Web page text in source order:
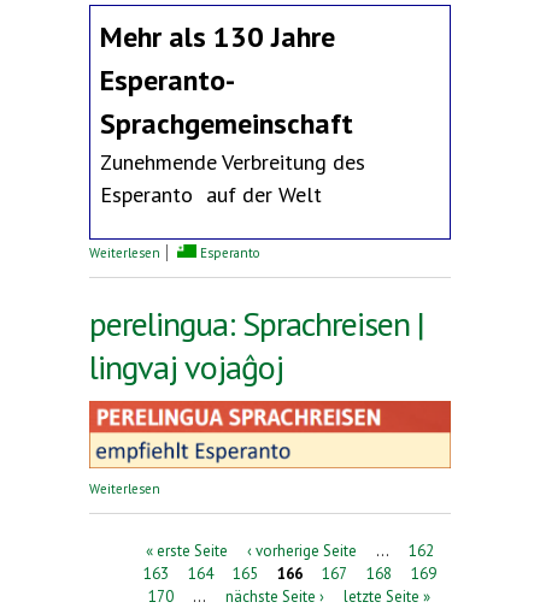
Mehr als 130 Jahre
Esperanto-
Sprachgemeinschaft
Zunehmende Verbreitung des
Esperanto auf der Welt
Weiterlesen über Erklärung des Deutschen Esperanto-Bundes
Esperanto
perelingua: Sprachreisen |
lingvaj vojaĝoj
Weiterlesen
Seiten« erste Seite ‹ vorherige Seite …
162
163
164 165 166 167 168
169
170
… nächste Seite › letzte Seite »